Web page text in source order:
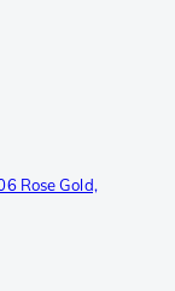
Rose Gold,